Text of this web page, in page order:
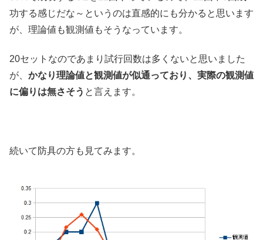
功する感じだな～というのは直感的にも分かると思います
が、理論値も観測値もそうなっています。
20セットなのであまり試行回数は多くないと思いました
が、 かなり理論値と観測値が似通っており、実際の観測値
に偏りは無さそう と言えます。
続いて防具の方も見てみます。